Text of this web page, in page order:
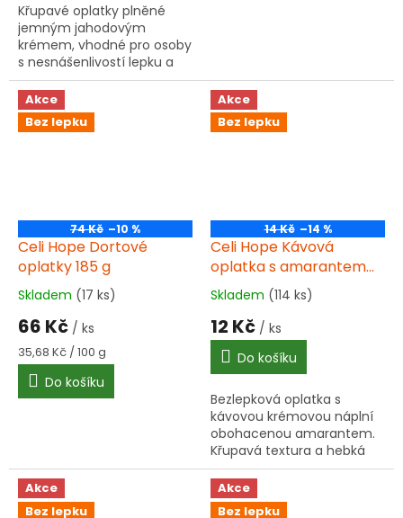
Křupavé oplatky plněné
jemným jahodovým
krémem, vhodné pro osoby
s nesnášenlivostí lepku a
celiakií. Praktické balení 95
g, ideální jako svačina nebo
dezert.
Akce
Bez lepku
74 Kč –10 %
Celi Hope Dortové
oplatky 185 g
Průměrné
hodnocení
produktu
je
4,0
5
Skladem (17 ks)
66 Kč / ks
Měrná
cena:
35,68 Kč / 100 g
Do košíku
Akce
Bez lepku
14 Kč –14 %
Celi Hope Kávová
oplatka s amarantem
25 g bez lepku
Průměrné
hodnocení
produktu
3,5
5
hvězdiček.
Skladem (114 ks)
12 Kč / ks
Do košíku
Bezlepková oplatka s
kávovou krémovou náplní
obohacenou amarantem.
Křupavá textura a hebká
náplň v jednom kousku. Bez
lepku, bez umělých
přídavných látek.
Akce
Bez lepku
Akce
Bez lepku